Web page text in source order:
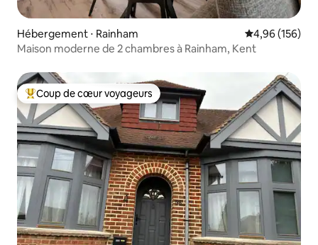
Hébergement ⋅ Rainham Évaluation
4,96 (156)
Maison moderne de 2 chambres à Rainham, Kent
Coups de cœur voyageurs les plus appréciés
Coup de cœur voyageurs